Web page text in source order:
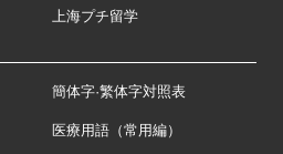
上海プチ留学
簡体字·繁体字対照表
医療用語（常用編）